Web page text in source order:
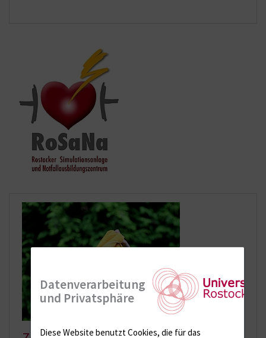
Datenverarbeitung
und Privatsphäre
Diese Website benutzt Cookies, die für das